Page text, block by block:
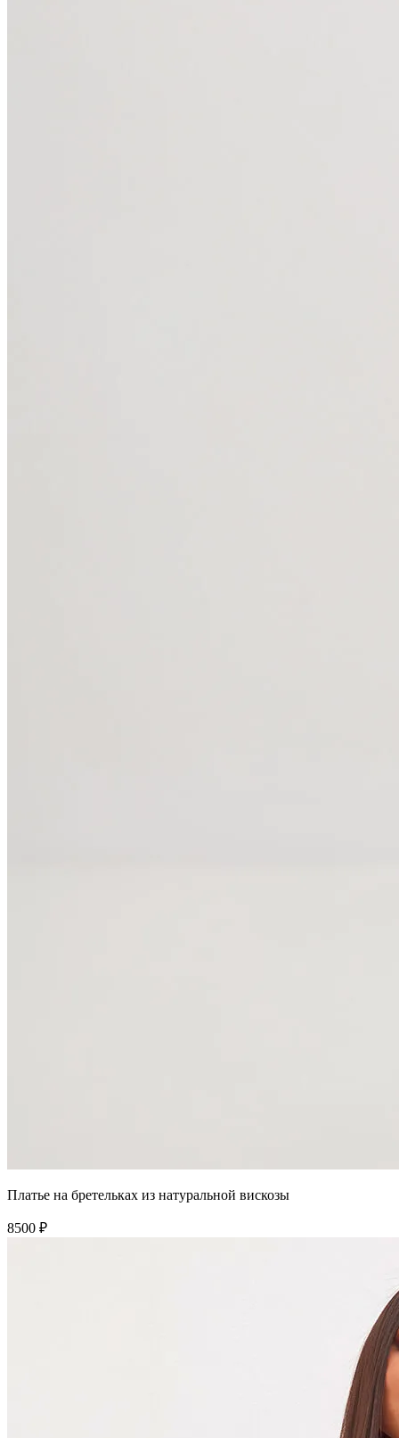
Платье на бретельках из натуральной вискозы
8500 ₽